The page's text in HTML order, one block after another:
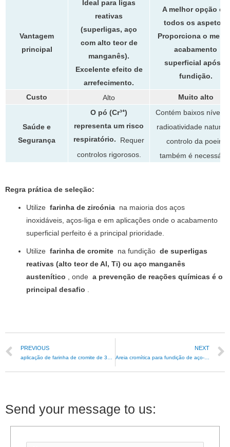
Vantagem
principal
Ideal para ligas
reativas
(superligas, aço
com alto teor de
manganês).
Excelente efeito de
arrefecimento.
A melhor opção em
todos os aspetos.
Proporciona o
acabamento
superficial após a
fundição.
Custo Alto Muito alto
Saúde e
Segurança
O pó (Cr³⁺)
representa um risco
respiratório. Requer
controlos rigorosos.
Contém baixos níveis
radioatividade
controlo da poeira
também é
Regra prática de seleção:
Utilizefarinha de zircónia na maioria dos aços
inoxidáveis, aços-liga e em aplicações onde o acabamento
superficial perfeito é a principal prioridade.
Utilizefarinha de cromite na fundiçãode superligas
reativas (alto teor de Al, Ti) ou aço manganês
austenítico , ondea prevenção de reações químicas é o
principal desafio .
PREVIOUS NEXT
Areia cromítica para fundição de aço-liga
Send your message to us: